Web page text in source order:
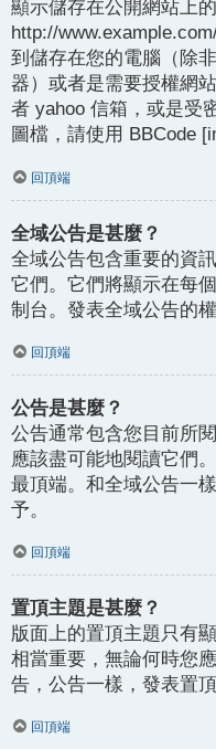
顯示儲存在公開網站上
http://
到儲存在您的電腦（除
器）或者是需要授權網
者 yahoo 信箱，或是受
圖檔，請使用 BBCode
回頂端
全域公告是甚麼？
全域公告包含重要的資
它們。它們將顯示在每
制台。發表全域公告的
回頂端
公告是甚麼？
公告通常包含您目前所
應該盡可能地閱讀它們
最頂端。和全域公告一
予。
回頂端
置頂主題是甚麼？
版面上的置頂主題只有
相當重要，無論何時您
告，公告一樣，發表置
回頂端